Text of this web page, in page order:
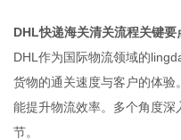
DHL快递海关清关流程关键要
DHL作为国际物流领域的
货物的通关速度与客户的体
能提升物流效率。多个角度
节。